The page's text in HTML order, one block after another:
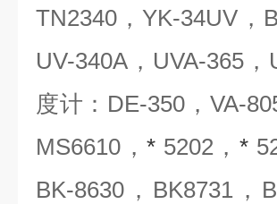
TN2340，YK-34UV，
UV-340A，UVA-365
度计：DE-350，VA-
MS6610，* 5202，*
BK-8630，BK8731，